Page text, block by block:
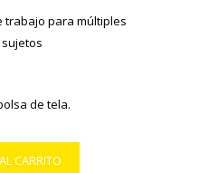
trabajo para múltiples
de tela.
CARRITO